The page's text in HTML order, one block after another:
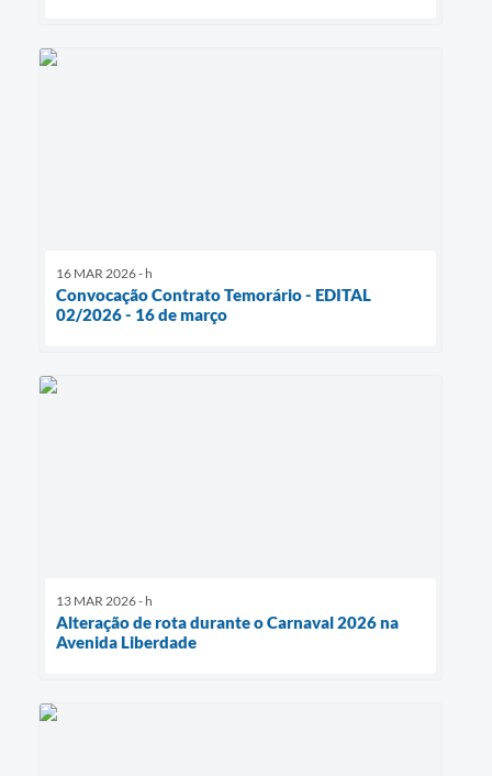
16 MAR 2026 - h
Convocação Contrato Temorário - EDITAL
02/2026 - 16 de março
13 MAR 2026 - h
Alteração de rota durante o Carnaval 2026 na
Avenida Liberdade